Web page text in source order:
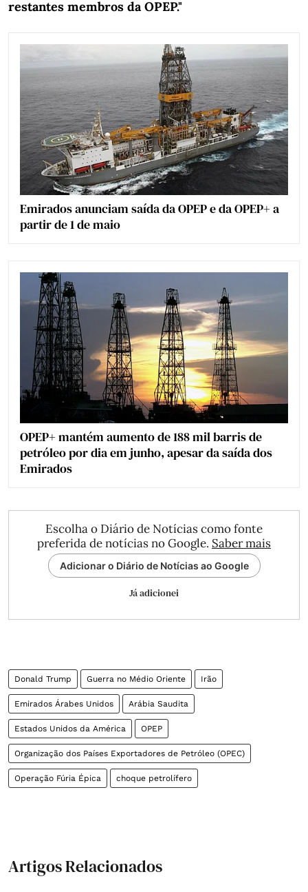
restantes membros da OPEP."
Emirados anunciam saída da OPEP e da OPEP+ a
partir de 1 de maio
OPEP+ mantém aumento de 188 mil barris de
petróleo por dia em junho, apesar da saída dos
Emirados
Escolha o Diário de Notícias como fonte
preferida de notícias no Google. Saber mais
Adicionar o Diário de Notícias ao Google
Já adicionei
Donald Trump Guerra no Médio Oriente Irão
Emirados Árabes Unidos Arábia Saudita
Estados Unidos da América OPEP
Organização dos Países Exportadores de Petróleo (OPEC)
Operação Fúria Épica choque petrolífero
Artigos Relacionados